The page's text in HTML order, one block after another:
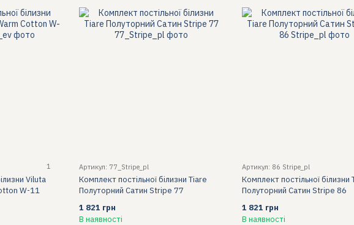
1
Viluta
W-11
Артикул: 77_Stripe_pl
Комплект постільної білизни Tiare
Полуторний Сатин Stripe 77
1 821 грн
В наявності
Артикул: 86 Stripe_pl
Комплект постільної білизни
Полуторний Сатин Stripe 86
1 821 грн
В наявності